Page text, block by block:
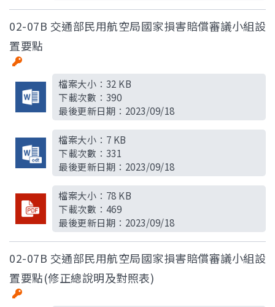
02-07B 交通部民用航空局國家損害賠償審議小組設
置要點
檔案大小： 32 KB
下載次數： 390
最後更新日期： 2023/09/18
檔案大小： 7 KB
下載次數： 331
最後更新日期： 2023/09/18
檔案大小： 78 KB
下載次數： 469
最後更新日期： 2023/09/18
02-07B 交通部民用航空局國家損害賠償審議小組設
置要點(修正總說明及對照表)